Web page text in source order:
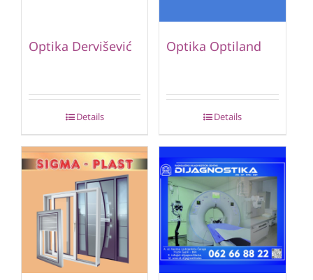
Optika Dervišević
Details
Optika Optiland
Details